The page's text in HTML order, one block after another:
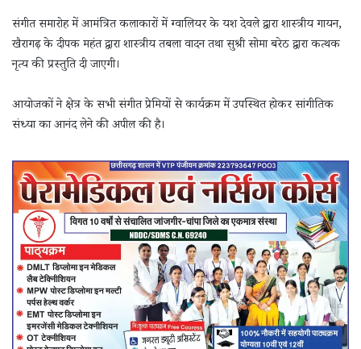
संगीत समारोह में आमंत्रित कलाकारों में ग्वालियर के यश देवले द्वारा शास्त्रीय गायन,
खैरागढ़ के दीपक महंत द्वारा शास्त्रीय तबला वादन तथा सुश्री सोमा बरेठ द्वारा कत्थक
नृत्य की प्रस्तुति दी जाएगी।
आयोजकों ने क्षेत्र के सभी संगीत प्रेमियों से कार्यक्रम में उपस्थित होकर सांगीतिक
संध्या का आनंद लेने की अपील की है।